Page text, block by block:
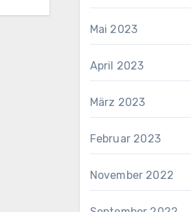
Mai 2023
April 2023
März 2023
Februar 2023
November 2022